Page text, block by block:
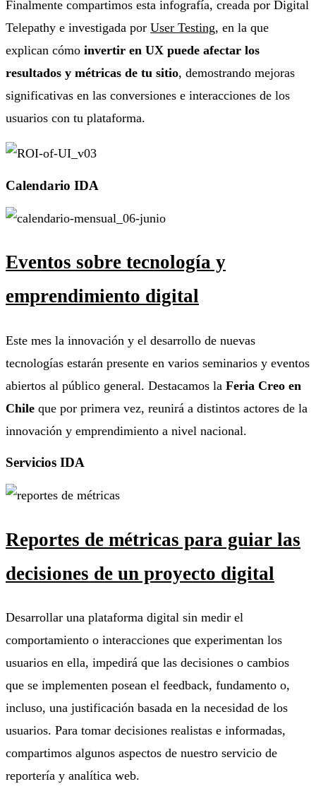
Finalmente compartimos esta infografía, creada por Digital
Telepathy e investigada por User Testing, en la que
explican cómo invertir en UX puede afectar los
resultados y métricas de tu sitio, demostrando mejoras
significativas en las conversiones e interacciones de los
usuarios con tu plataforma.
Calendario IDA
Eventos sobre tecnología y
emprendimiento digital
Este mes la innovación y el desarrollo de nuevas
tecnologías estarán presente en varios seminarios y eventos
abiertos al público general. Destacamos la Feria Creo en
Chile que por primera vez, reunirá a distintos actores de la
innovación y emprendimiento a nivel nacional.
Servicios IDA
Reportes de métricas para guiar las
decisiones de un proyecto digital
Desarrollar una plataforma digital sin medir el
comportamiento o interacciones que experimentan los
usuarios en ella, impedirá que las decisiones o cambios
que se implementen posean el feedback, fundamento o,
incluso, una justificación basada en la necesidad de los
usuarios. Para tomar decisiones realistas e informadas,
compartimos algunos aspectos de nuestro servicio de
reportería y analítica web.